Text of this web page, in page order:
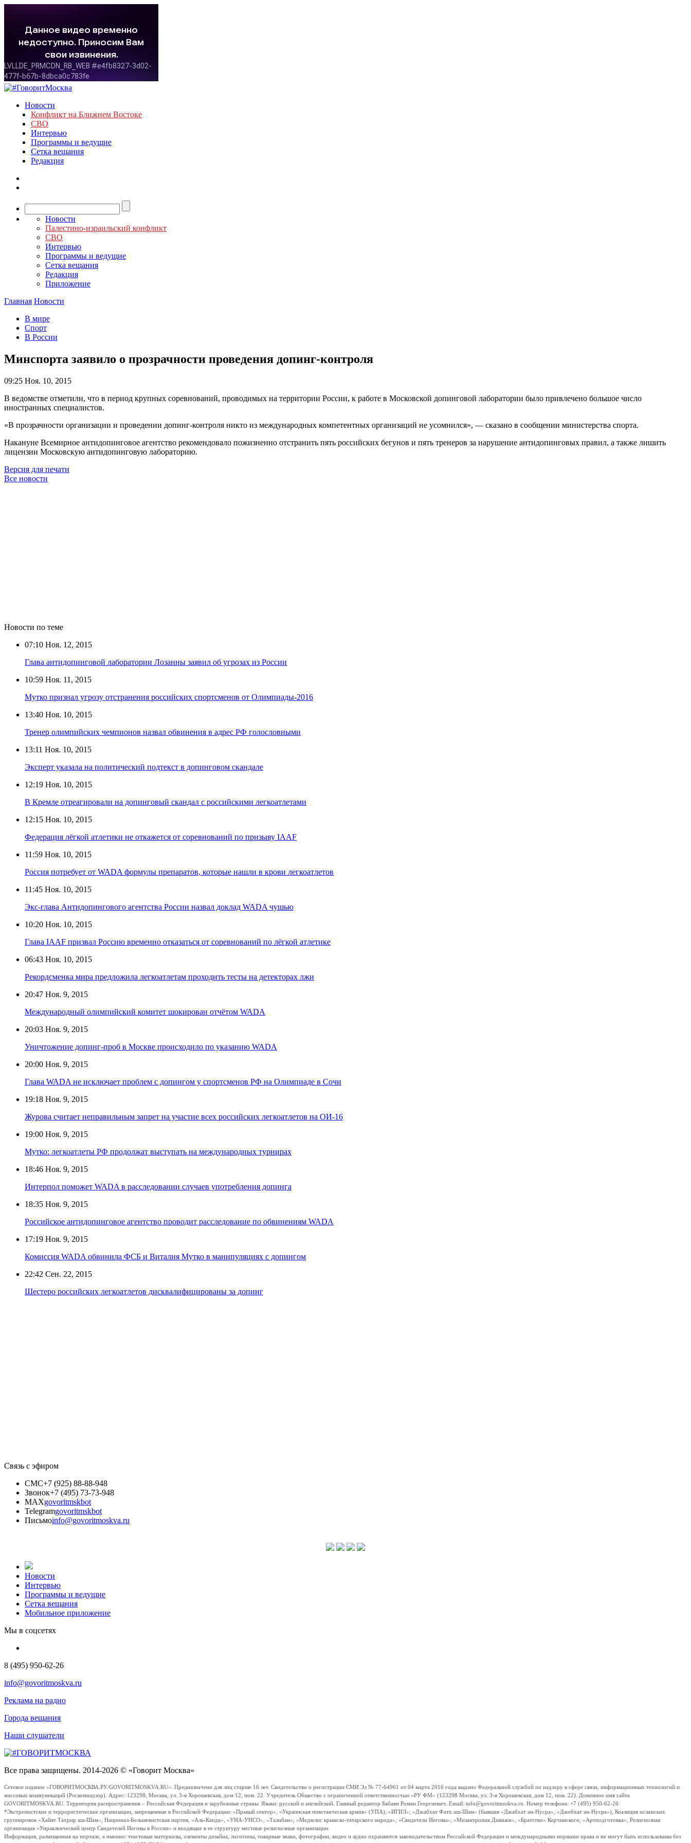
Новости
Конфликт на Ближнем Востоке
СВО
Интервью
Программы и ведущие
Сетка вещания
Редакция
Новости
Палестино-израильский конфликт
СВО
Интервью
Программы и ведущие
Сетка вещания
Редакция
Приложение
Главная Новости
В мире
Спорт
В России
Минспорта заявило о прозрачности проведения допинг-контроля
09:25 Ноя. 10, 2015
В ведомстве отметили, что в период крупных соревнований, проводимых на территории России, к работе в Московской допинговой лаборатории было привлечено большое число
иностранных специалистов.
«В прозрачности организации и проведении допинг-контроля никто из международных компетентных организаций не усомнился», — сказано в сообщении министерства спорта.
Накануне Всемирное антидопинговое агентство рекомендовало пожизненно отстранить пять российских бегунов и пять тренеров за нарушение антидопинговых правил, а также лишить
лицензии Московскую антидопинговую лабораторию.
Версия для печати
Все новости
Новости по теме
07:10 Ноя. 12, 2015
Глава антидопинговой лаборатории Лозанны заявил об угрозах из России
10:59 Ноя. 11, 2015
Мутко признал угрозу отстранения российских спортсменов от Олимпиады-2016
13:40 Ноя. 10, 2015
Тренер олимпийских чемпионов назвал обвинения в адрес РФ голословными
13:11 Ноя. 10, 2015
Эксперт указала на политический подтекст в допинговом скандале
12:19 Ноя. 10, 2015
В Кремле отреагировали на допинговый скандал с российскими легкоатлетами
12:15 Ноя. 10, 2015
Федерация лёгкой атлетики не откажется от соревнований по призыву IAAF
11:59 Ноя. 10, 2015
Россия потребует от WADA формулы препаратов, которые нашли в крови легкоатлетов
11:45 Ноя. 10, 2015
Экс-глава Антидопингового агентства России назвал доклад WADA чушью
10:20 Ноя. 10, 2015
Глава IAAF призвал Россию временно отказаться от соревнований по лёгкой атлетике
06:43 Ноя. 10, 2015
Рекордсменка мира предложила легкоатлетам проходить тесты на детекторах лжи
20:47 Ноя. 9, 2015
Международный олимпийский комитет шокирован отчётом WADA
20:03 Ноя. 9, 2015
Уничтожение допинг-проб в Москве происходило по указанию WADA
20:00 Ноя. 9, 2015
Глава WADA не исключает проблем с допингом у спортсменов РФ на Олимпиаде в Сочи
19:18 Ноя. 9, 2015
Журова считает неправильным запрет на участие всех российских легкоатлетов на ОИ-16
19:00 Ноя. 9, 2015
Мутко: легкоатлеты РФ продолжат выступать на международных турнирах
18:46 Ноя. 9, 2015
Интерпол поможет WADA в расследовании случаев употребления допинга
18:35 Ноя. 9, 2015
Российское антидопинговое агентство проводит расследование по обвинениям WADA
17:19 Ноя. 9, 2015
Комиссия WADA обвинила ФСБ и Виталия Мутко в манипуляциях с допингом
22:42 Сен. 22, 2015
Шестеро российских легкоатлетов дисквалифицированы за допинг
Связь с эфиром
СМС+7 (925) 88-88-948
Звонок+7 (495) 73-73-948
MAXgovoritmskbot
Telegramgovoritmskbot
Письмоinfo@govoritmoskva.ru
Новости
Интервью
Программы и ведущие
Сетка вещания
Мобильное приложение
Мы в соцсетях
8 (495) 950-62-26
info@govoritmoskva.ru
Реклама на радио
Города вещания
Наши слушатели
Все права защищены. 2014-2026 © «Говорит Москва»
Сетевое издание «ГОВОРИТМОСКВА.РУ/GOVORITMOSKVA.RU». Предназначено для лиц старше 16 лет. Свидетельство о регистрации СМИ Эл № 77-64961 от 04 марта 2016 года выдано Федеральной службой по надзору в сфере связи, информационных технологий и
массовых коммуникаций (Роскомнадзор). Адрес: 123298, Москва, ул. 3-я Хорошевская, дом 12, пом. 22. Учредитель Общество с ограниченной ответственностью «РУ ФМ» (123298 Москва, ул. 3-я Хорошевская, дом 12, пом. 22). Доменное имя сайта
GOVORITMOSKVA.RU. Территория распространения – Российская Федерация и зарубежные страны. Языки: русский и английский. Главный редактор Бабаян Роман Георгиевич. Email: info@govoritmoskva.ru. Номер телефона: +7 (495) 950-62-26
*Экстремистские и террористические организации, запрещенные в Российской Федерации: «Правый сектор», «Украинская повстанческая армия» (УПА), «ИГИЛ», «Джабхат Фатх аш-Шам» (бывшая «Джабхат ан-Нусра», «Джебхат ан-Нусра»), Коалиция исламских
группировок «Хайят Тахрир аш-Шам», Национал-Большевистская партия, «Аль-Каида», «УНА-УНСО», «Талибан», «Меджлис крымско-татарского народа», «Свидетели Иеговы», «Мизантропик Дивижн», «Братство» Корчинского, «Артподготовка», Религиозная
организация «Управленческий центр Свидетелей Иеговы в России» и входящие в ее структуру местные религиозные организации.
Информация, размещенная на портале, а именно: текстовые материалы, элементы дизайна, логотипы, товарные знаки, фотографии, видео и аудио охраняются законодательством Российской Федерации и международными нормами права и не могут быть использованы без